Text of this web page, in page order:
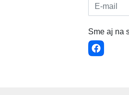
E-mail:
Sme aj na